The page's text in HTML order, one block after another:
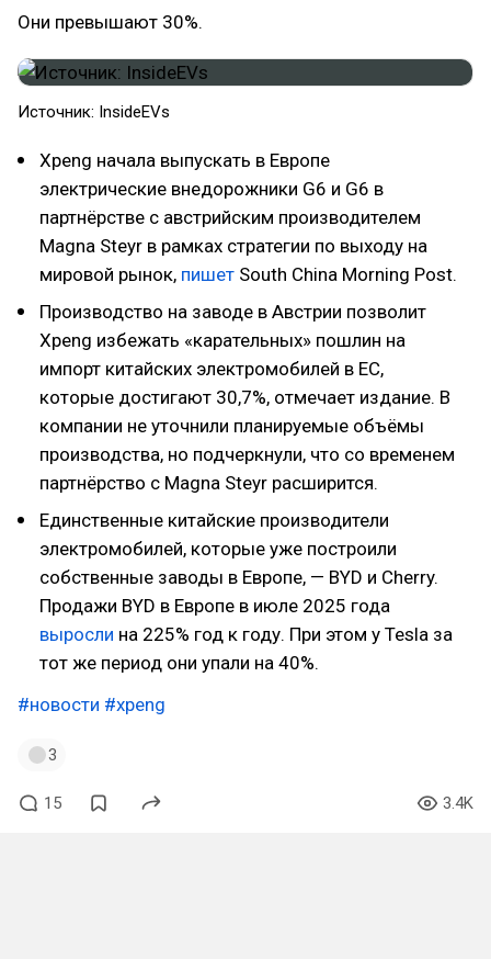
Они превышают 30%.
Источник: InsideEVs
Xpeng начала выпускать в Европе
электрические внедорожники G6 и G6 в
партнёрстве с австрийским производителем
Magna Steyr в рамках стратегии по выходу на
мировой рынок, пишет South China Morning Post.
Производство на заводе в Австрии позволит
Xpeng избежать «карательных» пошлин на
импорт китайских электромобилей в ЕС,
которые достигают 30,7%, отмечает издание. В
компании не уточнили планируемые объёмы
производства, но подчеркнули, что со временем
партнёрство с Magna Steyr расширится.
Единственные китайские производители
электромобилей, которые уже построили
собственные заводы в Европе, — BYD и Cherry.
Продажи BYD в Европе в июле 2025 года
выросли на 225% год к году. При этом у Tesla за
тот же период они упали на 40%.
#новости #xpeng
3
15 3.4K